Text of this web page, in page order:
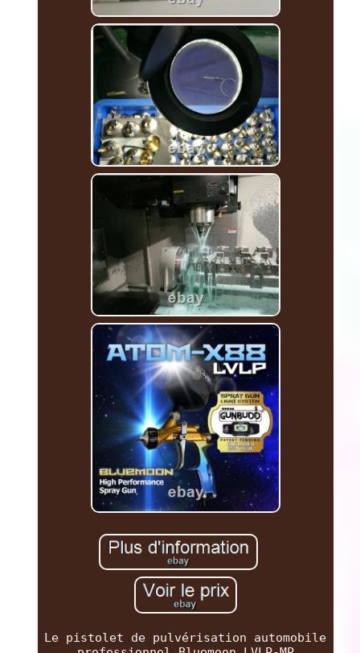
Le pistolet de pulvérisation automobile